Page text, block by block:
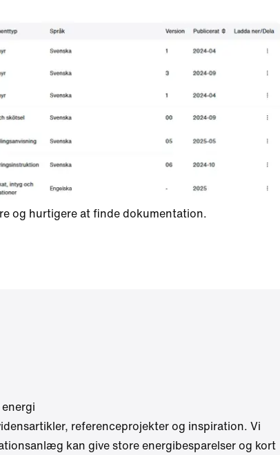
og hurtigere at finde dokumentation.
referenceprojekter og inspiration. Vi
kan give store energibesparelser og kort